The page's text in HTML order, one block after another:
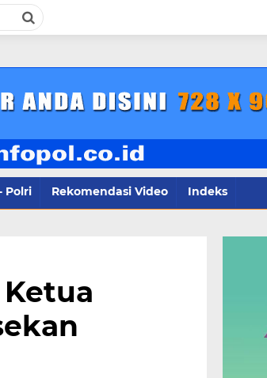
Polri Rekomendasi Video Indeks